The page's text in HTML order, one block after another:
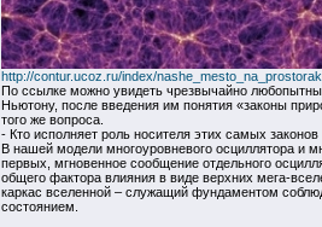
http://contur.ucoz.ru/index/
По ссылке можно увидеть чрезвычайно
Ньютону, после введения им понятия «законы
того же вопроса.
- Кто исполняет роль носителя этих самых
В нашей модели многоуровневого осциллятора и
первых, мгновенное сообщение отдельного
общего фактора влияния в виде верхних мега-
каркас вселенной – служащий фундаментом
состоянием.